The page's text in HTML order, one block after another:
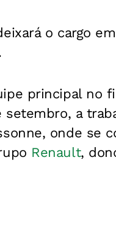
o cargo
principal no
setembro, a
onde se
Renault,